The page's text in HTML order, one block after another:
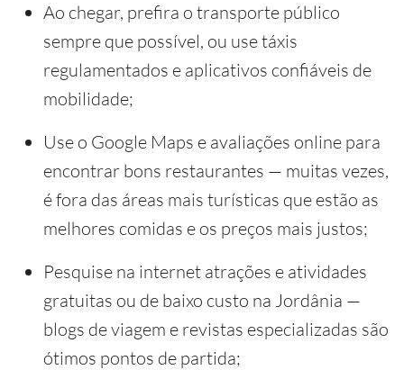
Ao chegar, prefira o transporte público
sempre que possível, ou use táxis
regulamentados e aplicativos confiáveis de
mobilidade;
Use o Google Maps e avaliações online para
encontrar bons restaurantes — muitas vezes,
é fora das áreas mais turísticas que estão as
melhores comidas e os preços mais justos;
Pesquise na internet atrações e atividades
gratuitas ou de baixo custo na Jordânia —
blogs de viagem e revistas especializadas são
ótimos pontos de partida;